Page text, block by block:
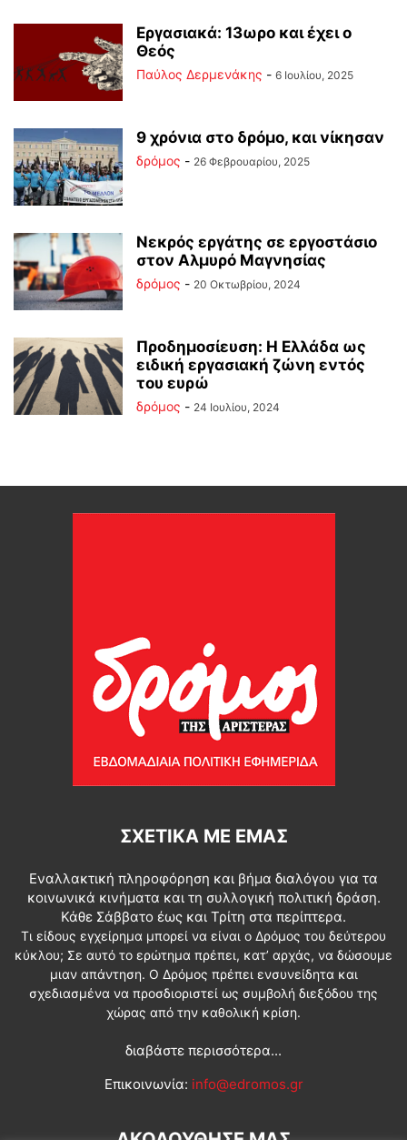
Εργασιακά: 13ωρο και έχει ο
Θεός
Παύλος Δερμενάκης - 6 Ιουλίου, 2025
9 χρόνια στο δρόμο, και νίκησαν
δρόμος - 26 Φεβρουαρίου, 2025
Νεκρός εργάτης σε εργοστάσιο
στον Αλμυρό Μαγνησίας
δρόμος - 20 Οκτωβρίου, 2024
Προδημοσίευση: Η Ελλάδα ως
ειδική εργασιακή ζώνη εντός
του ευρώ
δρόμος - 24 Ιουλίου, 2024
ΣΧΕΤΙΚΆ ΜΕ ΕΜΆΣ
Εναλλακτική πληροφόρηση και βήμα διαλόγου για τα
κοινωνικά κινήματα και τη συλλογική πολιτική δράση.
Κάθε Σάββατο έως και Τρίτη στα περίπτερα.
Τι είδους εγχείρημα μπορεί να είναι ο Δρόμος του δεύτερου
κύκλου; Σε αυτό το ερώτημα πρέπει, κατ’ αρχάς, να δώσουμε
μιαν απάντηση. Ο Δρόμος πρέπει ενσυνείδητα και
σχεδιασμένα να προσδιοριστεί ως συμβολή διεξόδου της
χώρας από την καθολική κρίση.
διαβάστε περισσότερα...
Επικοινωνία: info@edromos.gr